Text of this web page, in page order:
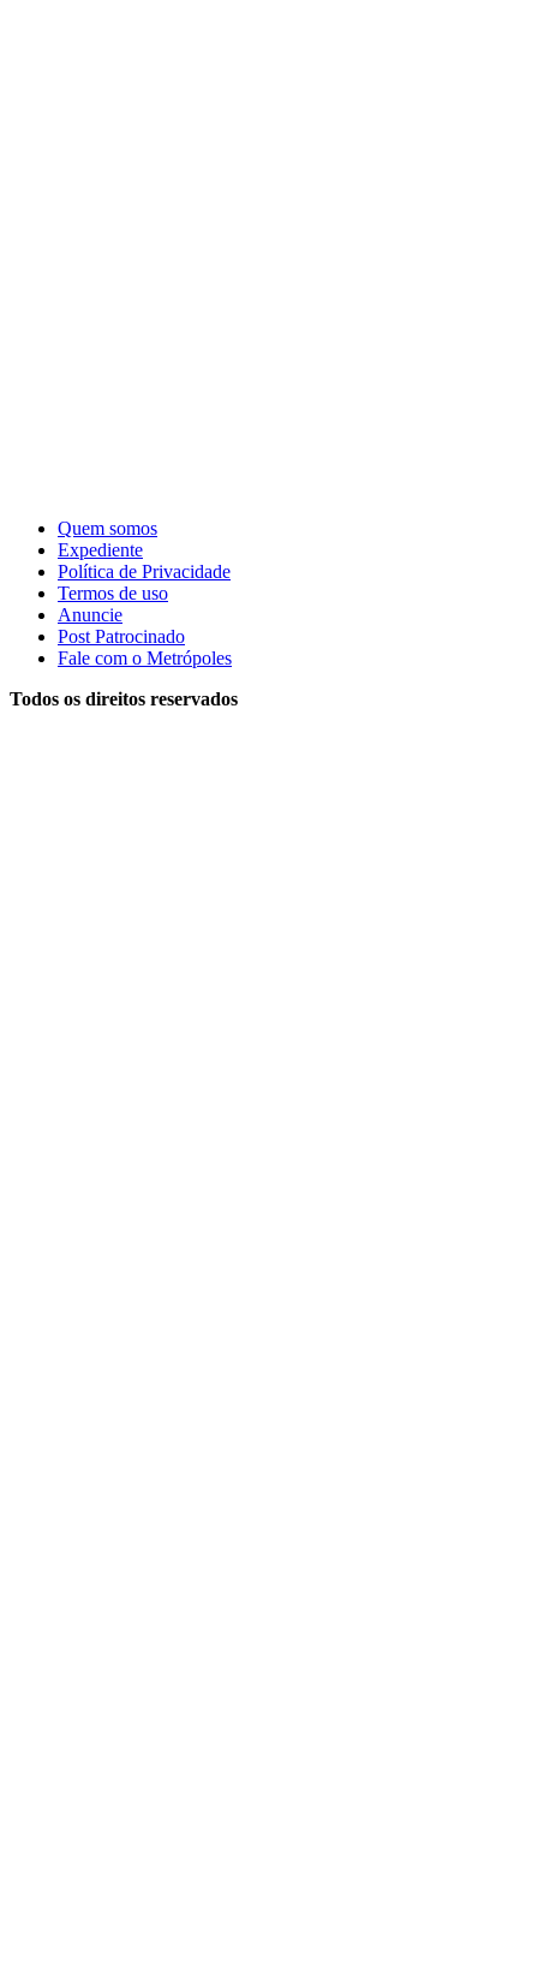
Quem somos
Expediente
Política de Privacidade
Termos de uso
Anuncie
Post Patrocinado
Fale com o Metrópoles
Todos os direitos reservados